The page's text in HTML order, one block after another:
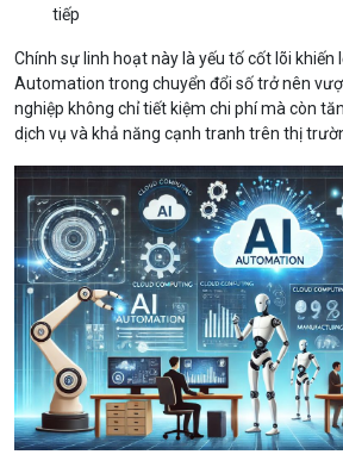
tiếp
Chính sự linh hoạt này là yếu tố cốt lõi khiến
Automation trong chuyển đổi số trở nên
nghiệp không chỉ tiết kiệm chi phí mà còn
dịch vụ và khả năng cạnh tranh trên thị